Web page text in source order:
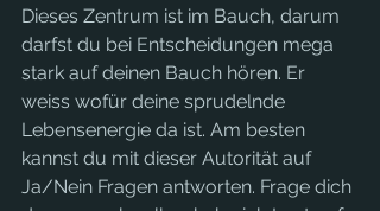
Dieses Zentrum ist im Bauch, darum
darfst du bei Entscheidungen mega
stark auf deinen Bauch hören. Er
weiss wofür deine sprudelnde
Lebensenergie da ist. Am besten
kannst du mit dieser Autorität auf
Ja/Nein Fragen antworten. Frage dich